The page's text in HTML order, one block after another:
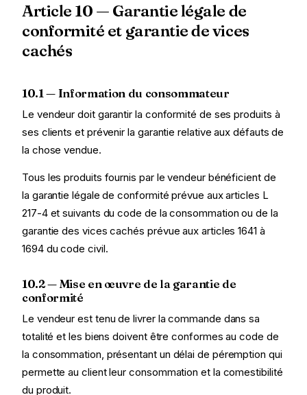
Article 10 — Garantie légale de
conformité et garantie de vices
cachés
10.1 — Information du consommateur
Le vendeur doit garantir la conformité de ses produits à
ses clients et prévenir la garantie relative aux défauts de
la chose vendue.
Tous les produits fournis par le vendeur bénéficient de
la garantie légale de conformité prévue aux articles L
217-4 et suivants du code de la consommation ou de la
garantie des vices cachés prévue aux articles 1641 à
1694 du code civil.
10.2 — Mise en œuvre de la garantie de
conformité
Le vendeur est tenu de livrer la commande dans sa
totalité et les biens doivent être conformes au code de
la consommation, présentant un délai de péremption qui
permette au client leur consommation et la comestibilité
du produit.